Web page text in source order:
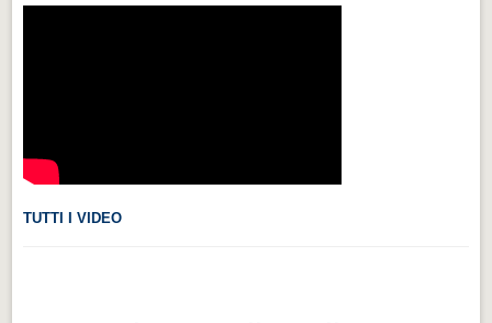
CHI SIAMO
CITTÀ
TUTTI I VIDEO